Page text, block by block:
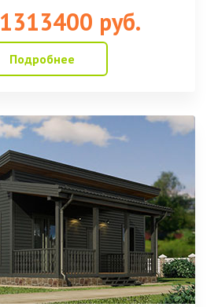
1313400 руб.
Подробнее